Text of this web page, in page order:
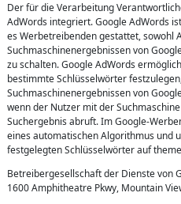
Der für die Verarbeitung
AdWords integriert. Google AdWords
es Werbetreibenden gestattet, sowohl
Suchmaschinenergebnissen von
zu schalten. Google AdWords
bestimmte Schlüsselwörter
Suchmaschinenergebnissen von
wenn der Nutzer mit der
Suchergebnis abruft. Im Google-
eines automatischen Algorithmus und
festgelegten Schlüsselwörter auf
Betreibergesellschaft der Dienste von
1600 Amphitheatre Pkwy, Mountain